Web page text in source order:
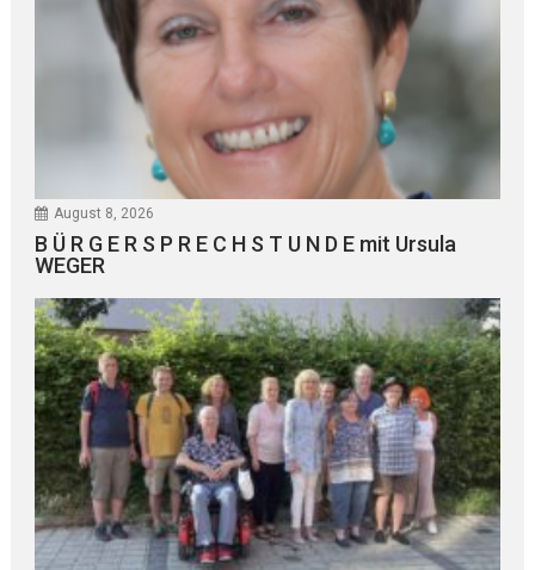
August 8, 2026
B Ü R G E R S P R E C H S T U N D E mit Ursula
WEGER